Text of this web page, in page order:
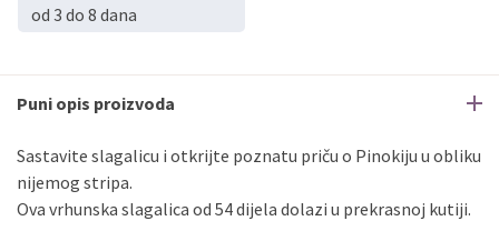
od 3 do 8 dana
Puni opis proizvoda
Sastavite slagalicu i otkrijte poznatu priču o Pinokiju u obliku
nijemog stripa.
Ova vrhunska slagalica od 54 dijela dolazi u prekrasnoj kutiji.